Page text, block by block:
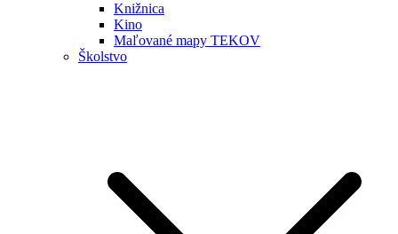
Knižnica
Kino
Maľované mapy TEKOV
Školstvo